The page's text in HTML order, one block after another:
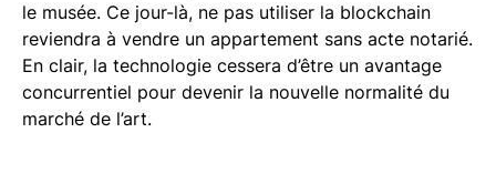
le musée. Ce jour-là, ne pas utiliser la blockchain
reviendra à vendre un appartement sans acte notarié.
En clair, la technologie cessera d’être un avantage
concurrentiel pour devenir la nouvelle normalité du
marché de l’art.